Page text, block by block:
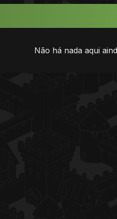
Não há nada aqui